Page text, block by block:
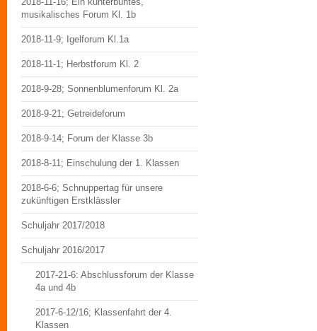
musikalisches Forum Kl. 1b
2018-11-9; Igelforum Kl.1a
2018-11-1; Herbstforum Kl. 2
2018-9-28; Sonnenblumenforum Kl. 2a
2018-9-21; Getreideforum
2018-9-14; Forum der Klasse 3b
2018-8-11; Einschulung der 1. Klassen
2018-6-6; Schnuppertag für unsere
zukünftigen Erstklässler
Schuljahr 2017/2018
Schuljahr 2016/2017
2017-21-6: Abschlussforum der Klasse
4a und 4b
2017-6-12/16; Klassenfahrt der 4.
Klassen